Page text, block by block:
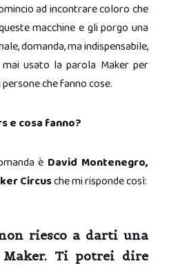
ad incontrare coloro che
macchine e gli porgo una
domanda, ma indispensabile,
usato la parola Maker per
che fanno cose.
e cosa fanno?
è David Montenegro,
Circusche mi risponde così:
riesco a darti una
Ti potrei dire